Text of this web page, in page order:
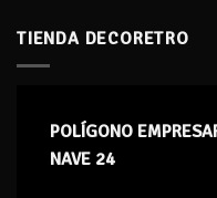
TIENDA DECORETRO
POLÍGONO
NAVE 24